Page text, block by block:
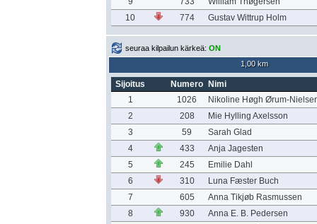
10
774 Gustav Wittrup Holm
seuraa kilpailun kärkeä: ON
1,00 km
Sijoitus Numero
Nimi
1
1026
Nikoline Høgh Ørum-
2
208
Mie Hylling Axelsson
3
59
Sarah Glad
4
433
Anja Jagesten
5
245
Emilie Dahl
6
310
Luna Fæster Buch
7
605
Anna Tikjøb Rasmussen
8
930
Anna E. B. Pedersen